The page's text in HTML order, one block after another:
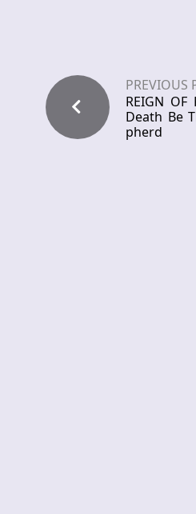
PREVIOUS
REIGN OF
Death Be
pherd